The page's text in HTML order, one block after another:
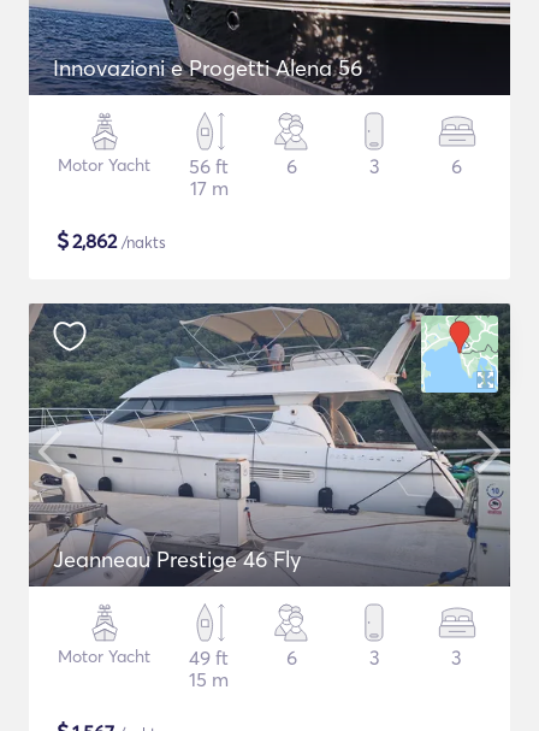
Innovazioni e Progetti Alena 56
Motor Yacht
56 ft
17 m
6 3 6
$2,862/nakts
Jeanneau Prestige 46 Fly
Motor Yacht
49 ft
15 m
6 3 3